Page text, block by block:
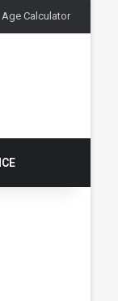
Age Calculator